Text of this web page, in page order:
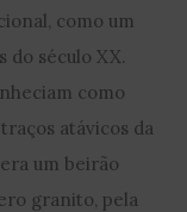
como um
do século XX.
como
atávicos da
um beirão
granito, pela